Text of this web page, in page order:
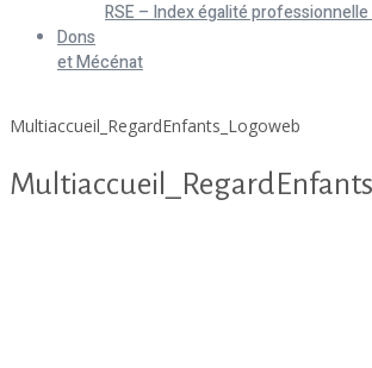
RSE – Index égalité professionnelle
Dons
et Mécénat
Multiaccueil_RegardEnfants_Logoweb